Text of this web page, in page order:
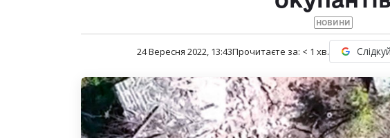
НОВИНИ
24 Вересня 2022, 13:43Прочитаєте за: < 1 хв.